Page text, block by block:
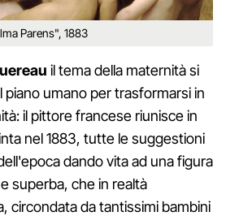
Parens", 1883
il tema della maternità si
piano umano per trasformarsi in
il pittore francese riunisce in
nel 1883, tutte le suggestioni
dando vita ad una figura
superba, che in realtà
circondata da tantissimi bambini